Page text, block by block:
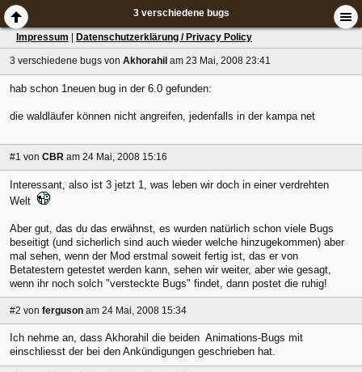
3 verschiedene bugs
Impressum Datenschutzerklärung / Privacy Policy
3 verschiedene bugs von Akhorahil am 23 Mai, 2008 23:41
hab schon 1neuen bug in der 6.0 gefunden:
die waldläufer können nicht angreifen, jedenfalls in der kampa net
#1 von CBR am 24 Mai, 2008 15:16
Interessant, also ist 3 jetzt 1, was leben wir doch in einer verdrehten
Welt
Aber gut, das du das erwähnst, es wurden natürlich schon viele Bugs
beseitigt (und sicherlich sind auch wieder welche hinzugekommen) aber
mal sehen, wenn der Mod erstmal soweit fertig ist, das er von
Betatestern getestet werden kann, sehen wir weiter, aber wie gesagt,
wenn ihr noch solch "versteckte Bugs" findet, dann postet die ruhig!
#2 von ferguson am 24 Mai, 2008 15:34
Ich nehme an, dass Akhorahil die beiden Animations-Bugs mit
einschliesst der bei den Ankündigungen geschrieben hat.